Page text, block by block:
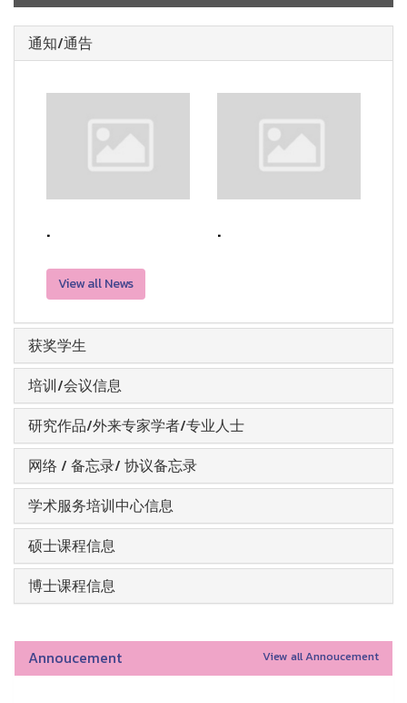
通知/通告
. .
View all News
获奖学生
培训/会议信息
研究作品/外来专家学者/专业人士
网络 / 备忘录/ 协议备忘录
学术服务培训中心信息
硕士课程信息
博士课程信息
Annoucement View all Annoucement